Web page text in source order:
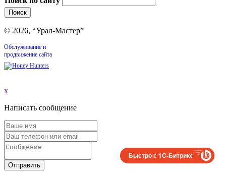
© 2026, “Урал-Мастер”
Обслуживание и
продвижение сайта
x
Написать сообщение
Отправить
Быстро с 1С-Битрикс